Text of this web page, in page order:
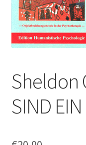
Sheldon
SIND